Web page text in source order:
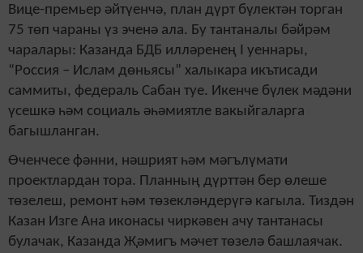
Вице-премьер әйтүенчә, план дүрт бүлектән торган
75 төп чараны үз эченә ала. Бу тантаналы бәйрәм
чаралары: Казанда БДБ илләренең I уеннары,
“Россия – Ислам дөньясы” халыкара икътисади
саммиты, федераль Сабан туе. Икенче бүлек мәдәни
үсешкә һәм социаль әһәмиятле вакыйгаларга
багышланган.
Өченчесе фәнни, нәшрият һәм мәгълүмати
проектлардан тора. Планның дүрттән бер өлеше
төзелеш, ремонт һәм төзекләндерүгә кагыла. Тиздән
Казан Изге Ана иконасы чиркәвен ачу тантанасы
булачак, Казанда Җәмигъ мәчет төзелә башлаячак.